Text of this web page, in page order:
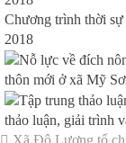
Chương trình thời
2018
thôn mới ở xã Mỹ
thảo luận, giải trình